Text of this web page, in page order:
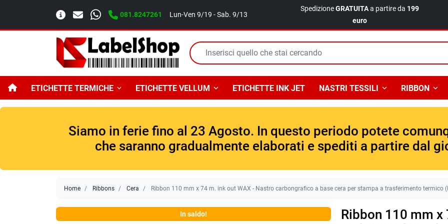
081.8247261 Lun-Ven 9/19 - Sab. 9/13
SpedizioneGRATUITAa partire da 199
euro
ETICHETTE TERMICHE ETICHETTE VELLUM ETICHETTE INK JET NASTRI TESSILI RIBBON
Siamo in ferie fino al 23 Agosto. In questo periodo potete
che saranno gradualmente elaborati e spediti a partire dal
Home Ribbons Cera Ribbon 110 mm x 74 m. ink out WAX - Nastro carbongrafico a base cera per stampa a trasferimento termico
In saldo!
Ribbon 110 mm x